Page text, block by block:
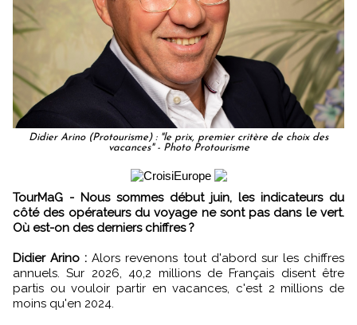
Didier Arino (Protourisme) : "le prix, premier critère de choix des
vacances" - Photo Protourisme
TourMaG - Nous sommes début juin, les indicateurs du
côté des opérateurs du voyage ne sont pas dans le vert.
Où est-on des derniers chiffres ?
Didier Arino : Alors revenons tout d'abord sur les chiffres
annuels. Sur 2026, 40,2 millions de Français disent être
partis ou vouloir partir en vacances, c'est 2 millions de
moins qu'en 2024.